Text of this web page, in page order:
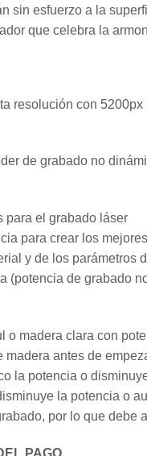
sin esfuerzo a la
que celebra la
resolución con
de grabado no
para el grabado láser
para crear los
y de los parámetros
(potencia de grabado
madera clara con
antes de
la potencia o
la potencia o
por lo que
PAGO